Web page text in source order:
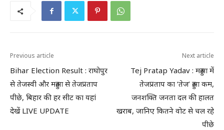
Previous article
Bihar Election Result : राघोपुर
से तेजस्वी और महुआ से तेजप्रताप
पीछे, बिहार की हर सीट का यहां
देखें LIVE UPDATE
Next article
Tej Pratap Yadav : महुआ में
तेजप्रताप का ‘तेज’ हुआ कम,
जनशक्ति जनता दल की हालत
खराब, जानिए कितने वोट से चल रहे
पीछे